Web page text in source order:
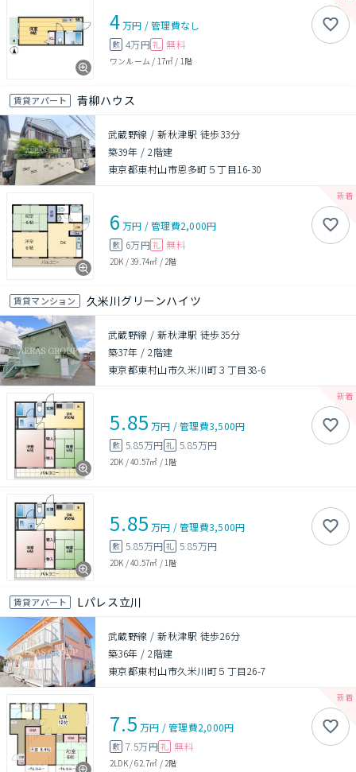
4万円 /管理費なし
敷 4万円 礼 無料
ワンルーム / 17㎡ / 1階
賃貸アパート 青柳ハウス
武蔵野線 / 新秋津駅 徒歩33分
築39年 /2階建
東京都東村山市恩多町５丁目16-30
6 万円 /管理費2,000円
敷 6万円 礼 無料
2DK /39.74㎡ / 2階
賃貸マンション 久米川グリーンハイツ
武蔵野線 / 新秋津駅 徒歩35分
築37年 /2階建
東京都東村山市久米川町３丁目38-6
5.85 万円 /管理費3,500円
敷 5.85万円 礼 5.85万円
2DK /40.57㎡ / 1階
5.85 万円 /管理費3,500円
敷 5.85万円 礼 5.85万円
2DK /40.57㎡ / 1階
賃貸アパート Lパレス立川
武蔵野線 / 新秋津駅 徒歩26分
築36年 /2階建
東京都東村山市久米川町５丁目26-7
7.5 万円 /管理費2,000円
敷 7.5万円 礼 無料
2LDK/62.7㎡ / 2階